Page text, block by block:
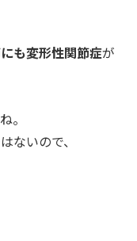
も変形性関節症が
。
ないので、